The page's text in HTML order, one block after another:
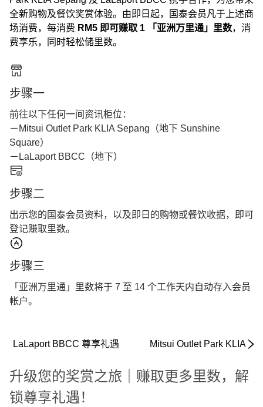
全新购物及餐饮奖赏体验。由即日起，国泰会员凡于上述商
场消费，每消费 RM5 即可赚取 1 「亚洲万里通」里数，消
费享乐，同时轻松储里数。
步骤一
前往以下任何一间资讯柜位：
－Mitsui Outlet Park KLIA Sepang（地下 Sunshine
Square）
－LaLaport BBCC（地下）
步骤二
出示您的国泰会员资料，以及即日的购物或餐饮收据，即可
登记赚取里数。
步骤三
「亚洲万里通」里数将于 7 至 14 个工作天内自动存入会员
帐户。
LaLaport BBCC 尊享礼遇 Mitsui Outlet Park KLIA
升级您的奖赏之旅｜赚取更多里数，解
锁尊享礼遇！